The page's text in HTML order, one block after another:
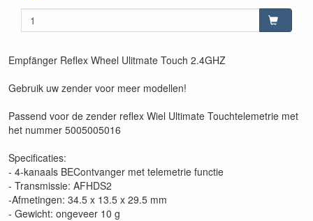
Empfänger Reflex Wheel Ulitmate Touch 2.4GHZ
Gebruik uw zender voor meer modellen!
Passend voor de zender reflex Wiel Ultimate Touchtelemetrie met
het nummer 5005005016
Specificaties:
- 4-kanaals BEContvanger met telemetrie functie
- Transmissie: AFHDS2
-Afmetingen: 34.5 x 13.5 x 29.5 mm
- Gewicht: ongeveer 10 g